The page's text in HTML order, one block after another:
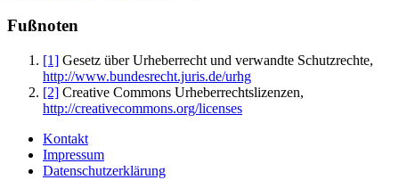
Fußnoten
[1] Gesetz über Urheberrecht und verwandte Schutzrechte,
http://www.bundesrecht.juris.de/urhg
[2] Creative Commons Urheberrechtslizenzen,
http://creativecommons.org/licenses
Kontakt
Impressum
Datenschutzerklärung